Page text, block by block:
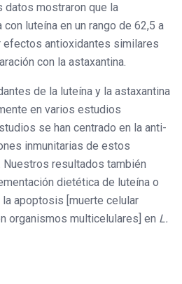
datos mostraron que la
luteína en un rango de 62,5 a
efectos antioxidantes similares
con la astaxantina.
de la luteína y la astaxantina
en varios estudios
se han centrado en la anti-
inmunitarias de estos
resultados también
dietética de luteína o
apoptosis [muerte celular
organismos multicelulares] en L.